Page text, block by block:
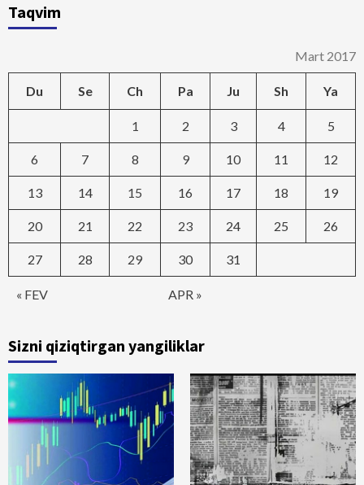
Taqvim
Mart 2017
Du Se Ch Pa Ju Sh Ya
« FEV APR »
1 2 3 4 5
6 7 8 9 10 11 12
13 14 15 16 17 18 19
20 21 22 23 24 25 26
27 28 29 30 31
Sizni qiziqtirgan yangiliklar